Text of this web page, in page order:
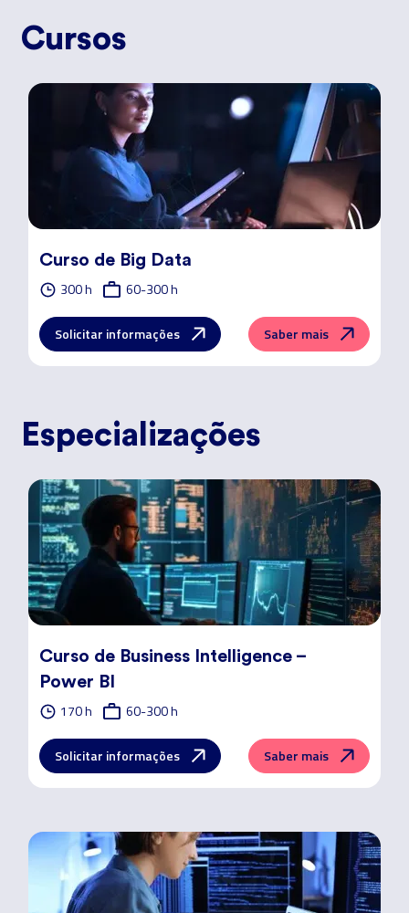
Cursos
Curso de Big Data
300 h 60-300 h
Solicitar informações Saber mais
Especializações
Curso de Business Intelligence –
Power BI
170 h 60-300 h
Solicitar informações Saber mais